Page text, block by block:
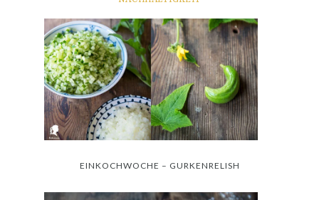
EINKOCHWOCHE – GURKENRELISH